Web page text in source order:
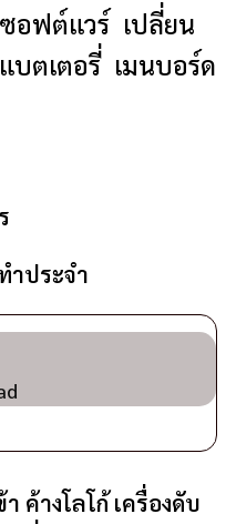
อฟต์แวร์ เปลี่ยน
บตเตอรี่ เมนบอร์ด
ำประจำ
ค้างโลโก้ เครื่องดับ